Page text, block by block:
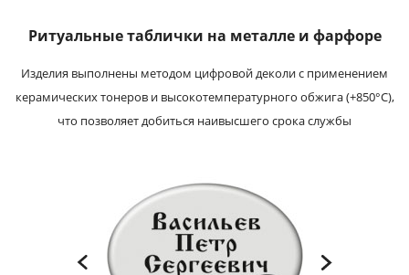
Ритуальные таблички на металле и фарфоре
Изделия выполнены методом цифровой деколи с применением
керамических тонеров и высокотемпературного обжига (+850°С),
что позволяет добиться наивысшего срока службы